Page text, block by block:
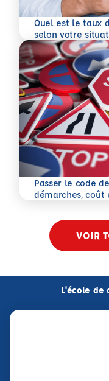
Quel est le taux
selon votre
En savoir plus
Passer le code
démarches,
En savoir plus
VOIR
L'école de